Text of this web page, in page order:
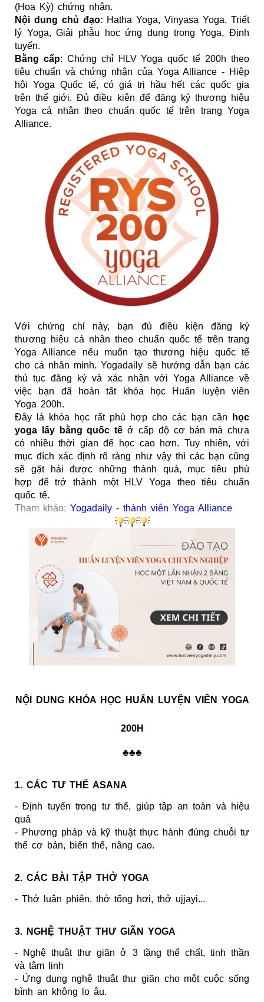
(Hoa Kỳ) chứng nhận.
Nội dung chủ đạo: Hatha Yoga, Vinyasa Yoga, Triết
lý Yoga, Giải phẫu học ứng dụng trong Yoga, Định
tuyến.
Bằng cấp: Chứng chỉ HLV Yoga quốc tế 200h theo
tiêu chuẩn và chứng nhận của Yoga Alliance - Hiệp
hội Yoga Quốc tế, có giá trị hầu hết các quốc gia
trên thế giới. Đủ điều kiện để đăng ký thương hiệu
Yoga cá nhân theo chuẩn quốc tế trên trang Yoga
Alliance.
Với chứng chỉ này, bạn đủ điều kiện đăng ký
thương hiệu cá nhân theo chuẩn quốc tế trên trang
Yoga Alliance nếu muốn tạo thương hiệu quốc tế
cho cá nhân mình.Yogadaily sẽ hướng dẫn bạn các
thủ tục đăng ký và xác nhận với Yoga Alliance về
việc bạn đã hoàn tất khóa học Huấn luyện viên
Yoga 200h.
Đây là khóa học rất phù hợp cho các bạn cần
học
yoga lấy bằng quốc tế ở cấp độ cơ bản mà chưa
có nhiều thời gian để học cao hơn. Tuy nhiên, với
mục đích xác định rõ ràng như vậy thì các bạn cũng
sẽ gặt hái được những thành quả, mục tiêu phù
hợp để trở thành một HLV Yoga theo tiêu chuẩn
quốc tế.
Tham khảo: Yogadaily - thành viên Yoga Alliance
NỘI DUNG KHÓA HỌC HUẤN LUYỆN VIÊN YOGA
200H
♣♣♣
1. CÁC TƯ THẾ ASANA
- Định tuyến trong tư thế, giúp tập an toàn và hiệu
quả
- Phương pháp và kỹ thuật thực hành đúng chuỗi tư
thế cơ bản, biến thể, nâng cao.
2. CÁC BÀI TẬP THỞ YOGA
- Thở luân phiên, thở tống hơi, thở ujjayi...
3. NGHỆ THUẬT THƯ GIÃN YOGA
- Nghệ thuật thư giãn ở 3 tầng thể chất, tinh thần
và tâm linh
- Ứng dụng nghệ thuật thư giãn cho một cuộc sống
bình an không lo âu.